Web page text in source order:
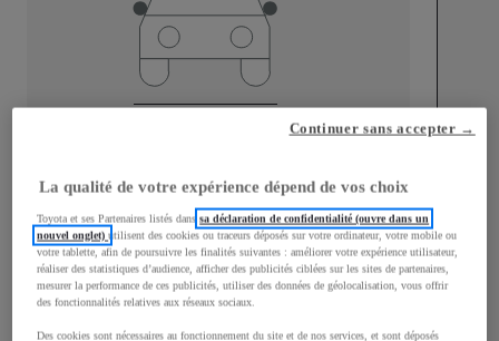
Largeur
Consommation mixte
Émissions CO2 113g/km
Performances
La qualité de votre expérience dépend de vos choix
Toyota et ses Partenaires listés danssa déclaration de confidentialité (ouvre dans un
nouvel onglet)utilisent des cookies ou traceurs déposés sur votre ordinateur, votre mobile ou
votre tablette, afin de poursuivre les finalités suivantes : améliorer votre expérience utilisateur,
réaliser des statistiques d’audience, afficher des publicités ciblées sur les sites de partenaires,
mesurer la performance de ces publicités, utiliser des données de géolocalisation, vous offrir
des fonctionnalités relatives aux réseaux sociaux.
Des cookies sont nécessaires au fonctionnement du site et de nos services, et sont déposés
Continuer sans accepter →